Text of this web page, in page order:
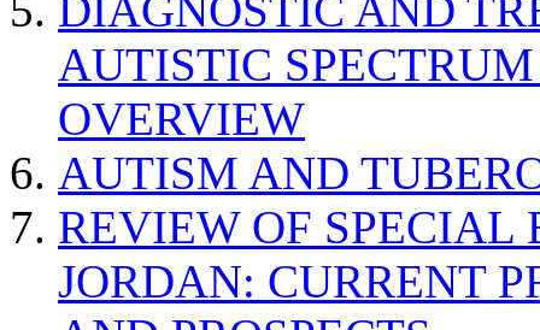
AUTISTIC
OVERVIEW
AUTISM AND
REVIEW OF SPECIAL
JORDAN: CURRENT